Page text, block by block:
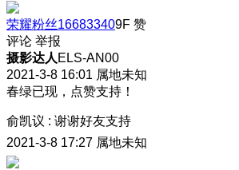
荣耀粉丝166833409F 赞
评论 举报
摄影达人 ELS-AN00
2021-3-8 16:01 属地未知
春绿已现，点赞支持！
俞凯议 : 谢谢好友支持
2021-3-8 17:27 属地未知